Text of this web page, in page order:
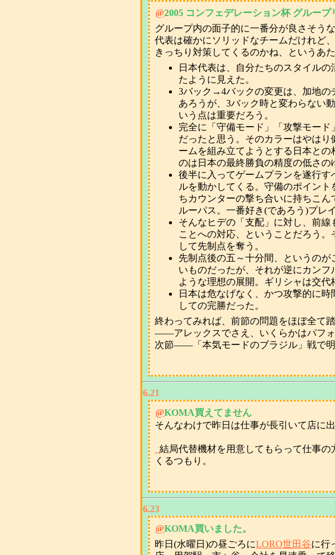
@2005 コンフェデレーション杯 グループ
グループ内の面子的に一番分が良さそう
代表は確かにソリッドなチームだけれど
きっちり対策してくるのかね、というあ
日本代表は、自分たちのスタイル
たように見えた。
3バック→4バックの変更は、加地の
あろうが、3バック時と変わらない
いう点は重要だろう。
完全に「守備モード」「攻撃モー
だったと思う。そのカラーはやは
ームを組み立てようとする日本と
のは日本の最終勝負の精度の低さの
後半に入ってゲームプランを遂行
ルを動かしてくる。守備のポイン
ちカウンターの撃ち合いに持ちこ
ルーパス。一番好き(であろう)プレ
そんなヒデの「支配」に対し、前
ことへの対応、ということだろう
して先制点を奪う。
先制点後の五～十分間、というの
いものだったが、それが逆にカン
ような理想の展開。ギリシャは交代
日本は危なげなく、かつ攻撃的に
しての完勝だった。
終わってみれば、前節の問題をほぼ全て
――アレックスでさえ、いくらかはパフォ
次節――「本気モードのブラジル」戦で明
6.21
@KOMA買えてません
そんなわけで昨日は仕事が長引いて店に
_結局代替機材を用意してもらって仕事
くるつもり。
6.23
@KOMA買いました。
昨日(水曜日)の昼ごろにLORO世田谷に行